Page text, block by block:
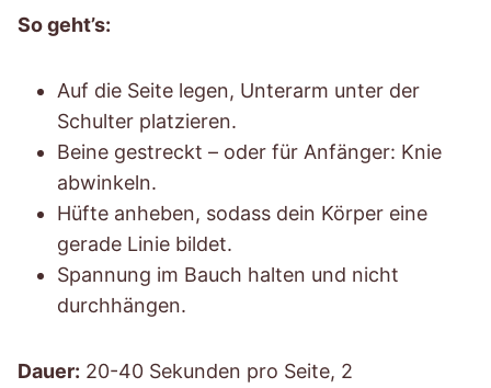
So geht’s:
Auf die Seite legen, Unterarm unter der
Schulter platzieren.
Beine gestreckt – oder für Anfänger: Knie
abwinkeln.
Hüfte anheben, sodass dein Körper eine
gerade Linie bildet.
Spannung im Bauch halten und nicht
durchhängen.
Dauer: 20-40 Sekunden pro Seite, 2